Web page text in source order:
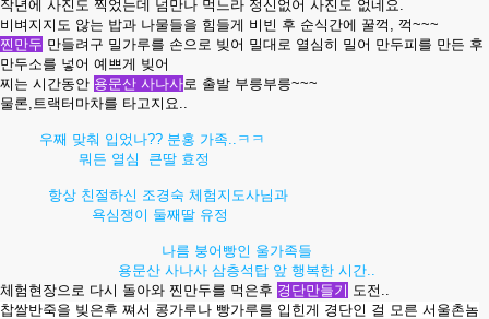
작년에 사진도 찍었는데 넘만나 먹느라 정신없어 사진도 없네요.
비벼지지도 않는 밥과 나물들을 힘들게 비빈 후 순식간에 꿀꺽, 꺽~~~
찐만두 만들려구 밀가루를 손으로 빚어 밀대로 열심히 밀어 만두피를 만든 후
만두소를 넣어 예쁘게 빚어
찌는 시간동안 용문산 사나사로 출발 부릉부릉~~~
물론,트랙터마차를 타고지요..
우째 맞춰 입었나?? 분홍 가족..ㅋㅋ
뭐든 열심 큰딸 효정
항상 친절하신 조경숙 체험지도사님과
욕심쟁이 둘째딸 유정
나름 붕어빵인 울가족들
용문산 사나사 삼층석탑 앞 행복한 시간..
체험현장으로 다시 돌아와 찐만두를 먹은후 경단만들기 도전..
찹쌀반죽을 빚은후 쪄서 콩가루나 빵가루를 입힌게 경단인 걸 모른 서울촌놈